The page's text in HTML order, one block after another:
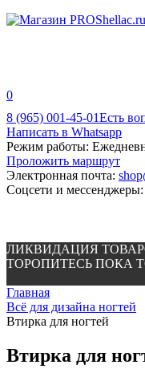
0
8 (965) 001-45-01Есть
Написать в Whatsapp
Режим работы:
Проложить маршрут
Электронная почта:
Соцсети и мессенджеры:
ЛИКВИДАЦИЯ
ТОРОПИТЕСЬ ПОКА
Главная
Всё для дизайна ногтей
Втирка для ногтей
Втирка для